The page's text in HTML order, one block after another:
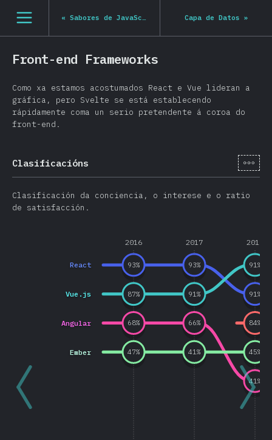
[gl-ES] general.open_nav
« Sabores de JavaScript Capa de Datos »
Front-end Frameworks
Como xa estamos acostumados React e Vue lideran a
gráfica, pero Svelte se está establecendo
rápidamente coma un serio pretendente á coroa do
front-end.
Clasificacións [gl-
Clasificación da conciencia, o interese e o ratio
de satisfacción.
2016 2017 2018
React
Vue.js
Angular
Ember
93% 93%
91 %
87% 91 %
91%
68% 66%
41%
84%
47% 41% 45%